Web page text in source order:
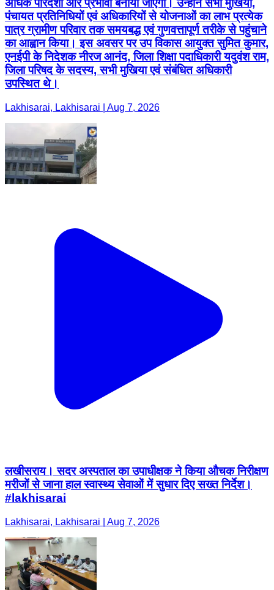
अधिक पारदर्शी और प्रभावी बनाया जाएगा। उन्होंने सभी मुखिया,
पंचायत प्रतिनिधियों एवं अधिकारियों से योजनाओं का लाभ प्रत्येक
पात्र ग्रामीण परिवार तक समयबद्ध एवं गुणवत्तापूर्ण तरीके से पहुंचाने
का आह्वान किया। इस अवसर पर उप विकास आयुक्त सुमित कुमार,
एनईपी के निदेशक नीरज आनंद, जिला शिक्षा पदाधिकारी यदुवंश राम,
जिला परिषद के सदस्य, सभी मुखिया एवं संबंधित अधिकारी
उपस्थित थे।
Lakhisarai, Lakhisarai | Aug 7, 2026
लखीसराय। सदर अस्पताल का उपाधीक्षक ने किया औचक निरीक्षण
मरीजों से जाना हाल स्वास्थ्य सेवाओं में सुधार दिए सख्त निर्देश।
#lakhisarai
Lakhisarai, Lakhisarai | Aug 7, 2026